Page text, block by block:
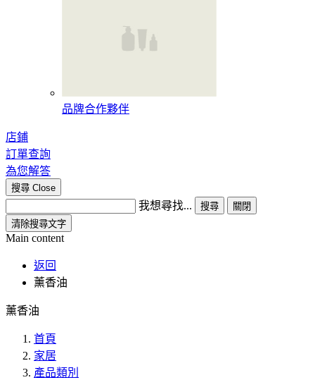
品牌合作夥伴
店鋪
訂單查詢
為您解答
搜尋 Close
我想尋找... 搜尋
關閉
清除搜尋文字
Main content
返回
薰香油
薰香油
首頁
家居
產品類別